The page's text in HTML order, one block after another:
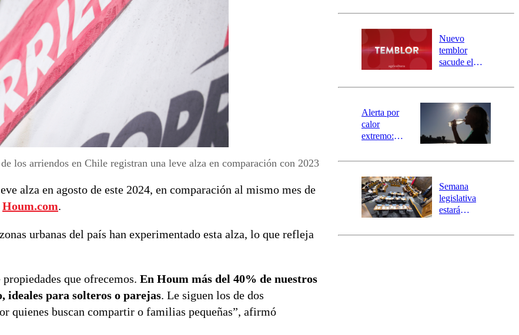
los arriendos en Chile registran una leve alza en comparación con 2023
alza en agosto de este 2024, en comparación al mismo mes de
Houm.com.
urbanas del país han experimentado esta alza, lo que refleja
que ofrecemos. En Houm más del 40% de nuestros
para solteros o parejas. Le siguen los de dos
quienes buscan compartir o familias pequeñas”, afirmó
Carahue por
río Damas:
activa
mensajería
SAE
Nuevo
temblor
sacude el
revisa la
epicentro
Alerta por
calor
extremo:
activa Alerta
Preventiva en
tres comunas
Semana
legislativa
estará
el fin de la